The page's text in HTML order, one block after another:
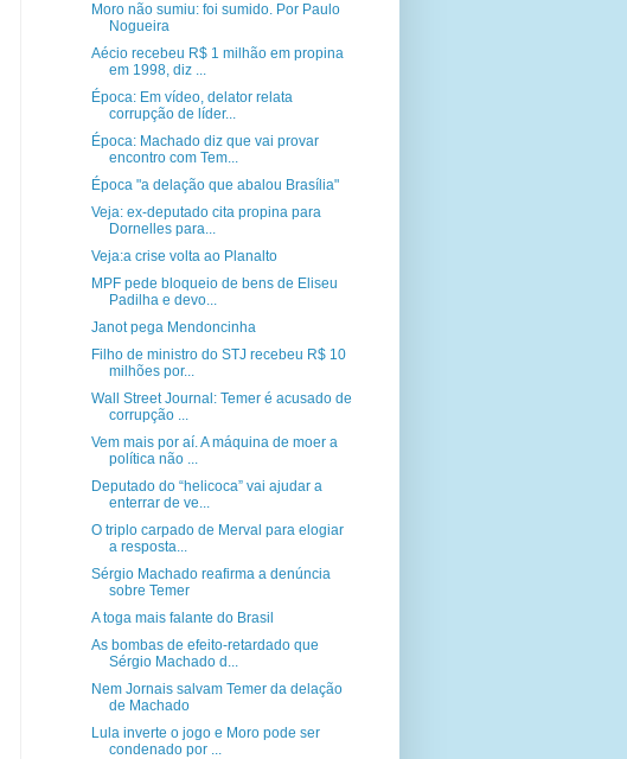
Moro não sumiu: foi sumido. Por Paulo
Nogueira
Aécio recebeu R$ 1 milhão em propina
em 1998, diz ...
Época: Em vídeo, delator relata
corrupção de líder...
Época: Machado diz que vai provar
encontro com Tem...
Época "a delação que abalou Brasília"
Veja: ex-deputado cita propina para
Dornelles para...
Veja:a crise volta ao Planalto
MPF pede bloqueio de bens de Eliseu
Padilha e devo...
Janot pega Mendoncinha
Filho de ministro do STJ recebeu R$ 10
milhões por...
Wall Street Journal: Temer é acusado de
corrupção ...
Vem mais por aí. A máquina de moer a
política não ...
Deputado do “helicoca” vai ajudar a
enterrar de ve...
O triplo carpado de Merval para elogiar
a resposta...
Sérgio Machado reafirma a denúncia
sobre Temer
A toga mais falante do Brasil
As bombas de efeito-retardado que
Sérgio Machado d...
Nem Jornais salvam Temer da delação
de Machado
Lula inverte o jogo e Moro pode ser
condenado por ...